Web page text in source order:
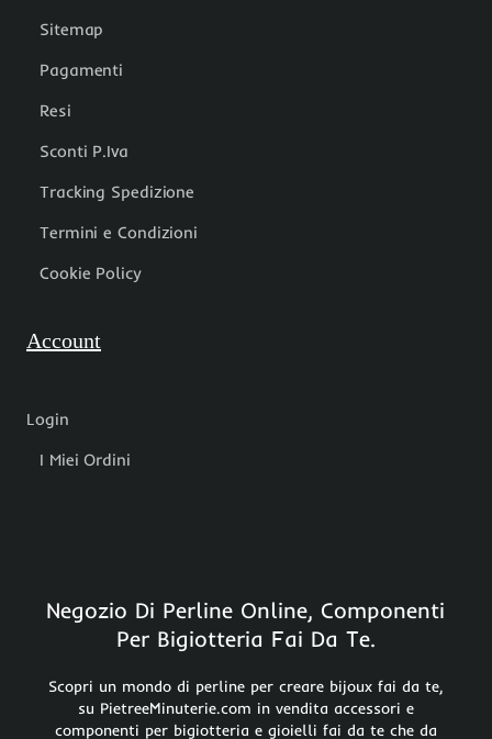
Sitemap
Pagamenti
Resi
Sconti P.Iva
Tracking Spedizione
Termini e Condizioni
Cookie Policy
Account
Login
I Miei Ordini
Negozio Di Perline Online, Componenti
Per Bigiotteria Fai Da Te.
Scopri un mondo di perline per creare bijoux fai da te,
su PietreeMinuterie.com in vendita accessori e
componenti per bigiotteria e gioielli fai da te che da